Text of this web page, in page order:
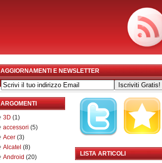
AGGIORNAMENTI E NEWSLETTER
ARGOMENTI
3D (1)
accessori (5)
Acer (3)
Alcatel (8)
Android (20)
LISTA ARTICOLI